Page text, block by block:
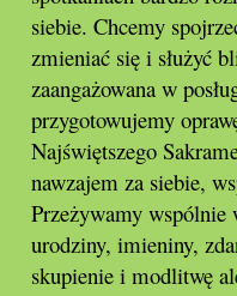
siebie. Chcemy
zmieniać się i służyć
zaangażowana w
przygotowujemy
Najświętszego
nawzajem za siebie,
Przeżywamy wspólnie
urodziny, imieniny,
skupienie i modlitwę